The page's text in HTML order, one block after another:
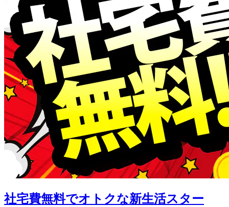
社宅費無料でオトクな新生活スター